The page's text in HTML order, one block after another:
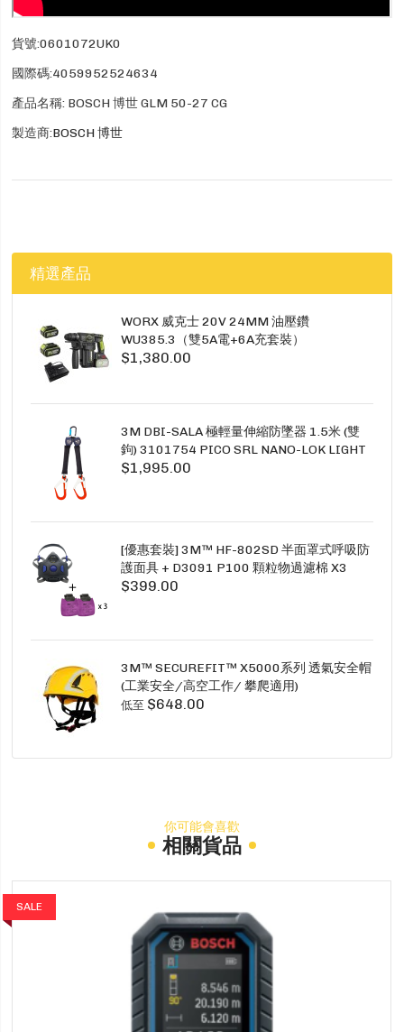
貨號:0601072UK0
國際碼:4059952524634
產品名稱: BOSCH 博世 GLM 50-27 CG
製造商:BOSCH 博世
精選產品
WORX 威克士 20V 24MM 油壓鑽
WU385.3（雙5A電+6A充套裝）
$1,380.00
3M DBI-SALA 極輕量伸縮防墜器 1.5米 (雙
鉤) 3101754 PICO SRL NANO-LOK LIGHT
1.5M TWINS
$1,995.00
[優惠套裝] 3M™ HF-802SD 半面罩式呼吸防
護面具 + D3091 P100 顆粒物過濾棉 X3
SECURE CLICK HF-802SD HF-800SD 系列
$399.00
3M™ SECUREFIT™ X5000系列 透氣安全帽
(工業安全/高空工作/ 攀爬適用)
低至 $648.00
你可能會喜歡
相關貨品
SALE